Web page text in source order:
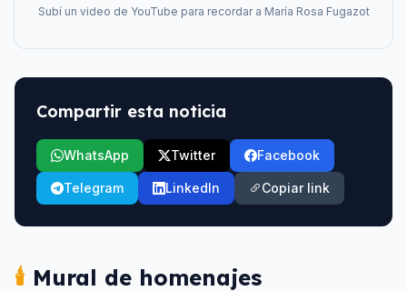
Subí un video de YouTube para recordar a María Rosa Fugazot
Compartir esta noticia
WhatsApp Twitter Facebook
Telegram LinkedIn Copiar link
🕯️ Mural de homenajes